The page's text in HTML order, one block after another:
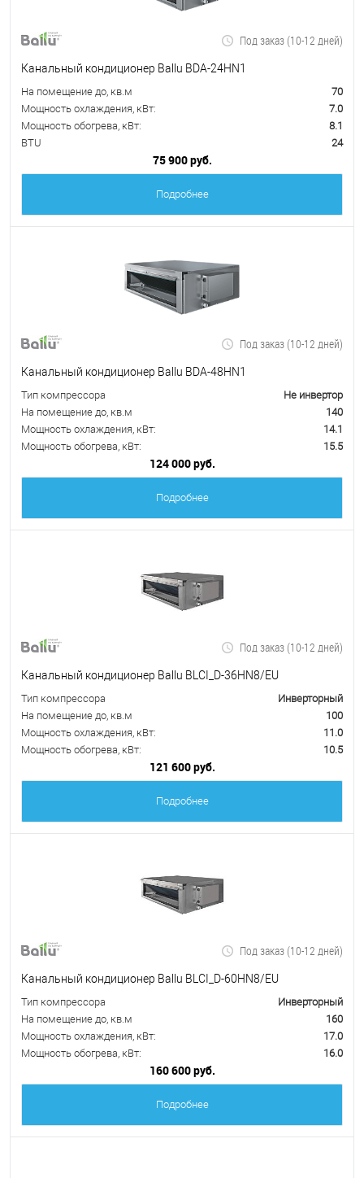
Под заказ (10-12 дней)
Канальный кондиционер Ballu BDA-24HN1
На помещение до, кв.м
70
Мощность охлаждения, кВт:
7.0
Мощность обогрева, кВт:
8.1
BTU
24
75 900 руб.
Подробнее
Под заказ (10-12 дней)
Канальный кондиционер Ballu BDA-48HN1
Тип компрессора
Не инвертор
На помещение до, кв.м
140
Мощность охлаждения, кВт:
14.1
Мощность обогрева, кВт:
15.5
124 000 руб.
Подробнее
Под заказ (10-12 дней)
Канальный кондиционер Ballu BLCI_D-36HN8/EU
Тип компрессора
Инверторный
На помещение до, кв.м
100
Мощность охлаждения, кВт:
11.0
Мощность обогрева, кВт:
10.5
121 600 руб.
Подробнее
Под заказ (10-12 дней)
Канальный кондиционер Ballu BLCI_D-60HN8/EU
Тип компрессора
Инверторный
На помещение до, кв.м
160
Мощность охлаждения, кВт:
17.0
Мощность обогрева, кВт:
16.0
160 600 руб.
Подробнее